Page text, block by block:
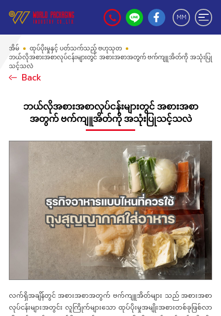
MM
အိမ်
ထုပ်ပိုးမှုနှင့် ပတ်သက်သည့် ဗဟုသုတ
ဘယ်လိုအစားအစာလုပ်ငန်းများတွင် အစားအစာအတွက် ဗက်ကျူအိတ်ကို အသုံးပြု
သင့်သလဲ
Back
ဘယ်လိုအစားအစာလုပ်ငန်းများတွင် အစားအစာ
အတွက် ဗက်ကျူအိတ်ကို အသုံးပြုသင့်သလဲ
လက်ရှိအချိန်တွင်အစားအစာအတွက် ဗက်ကျူအိတ်များ သည် အစားအစာ
လုပ်ငန်းများအတွင်း လူကြိုက်များသော ထုပ်ပိုးမှုအမျိုးအစားတစ်ခုဖြစ်လာ